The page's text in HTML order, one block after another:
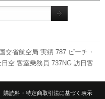
国交省航空局 実績 787 ピーチ・
日空 客室乗務員 737NG 訪日客
新型コロナウイルス セントレア
購読料・特定商取引法に基づく表示